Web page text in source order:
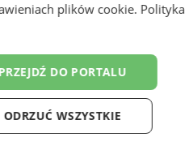
plików cookie. Polityka
PRZEJDŹ DO PORTALU
ODRZUĆ WSZYSTKIE